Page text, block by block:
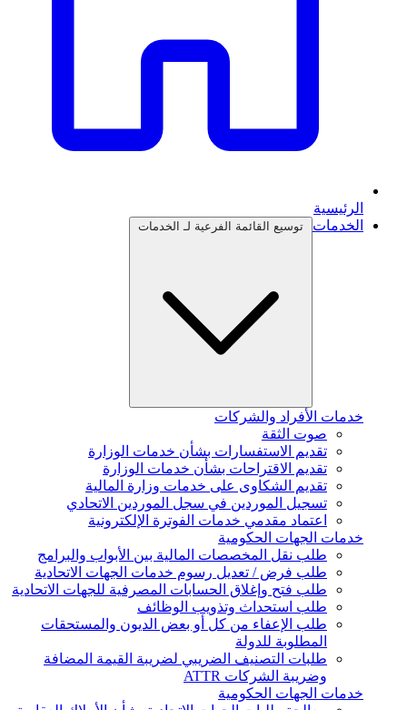
الرئيسية
الخدمات
توسيع القائمة الفرعية لـ الخدمات
خدمات الأفراد والشركات
صوت الثقة
تقديم الاستفسارات بشأن خدمات الوزارة
تقديم الاقتراحات بشأن خدمات الوزارة
تقديم الشكاوى على خدمات وزارة المالية
تسجيل الموردين في سجل الموردين الاتحادي
اعتماد مقدمي خدمات الفوترة الإلكترونية
خدمات الجهات الحكومية
طلب نقل المخصصات المالية بين الأبواب والبرامج
طلب فرض / تعديل رسوم خدمات الجهات الاتحادية
طلب فتح وإغلاق الحسابات المصرفية للجهات الاتحادية
طلب استحداث وتذويب الوظائف
طلب الإعفاء من كل أو بعض الديون والمستحقات
المطلوبة للدولة
طلبات التصنيف الضريبي لضريبة القيمة المضافة
وضريبة الشركات ATTR
خدمات الجهات الحكومية